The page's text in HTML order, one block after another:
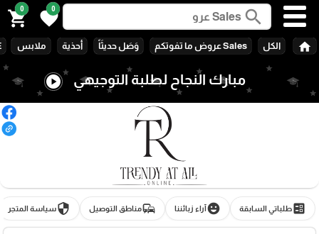
search
0
favorite
0
shopping_cart
home الكل Sales عروض ما تفوتكم وَصَل حديثَاً أحذية ملابس
مبارك النجاح لطلبة التوجيهي play_circle
ballotطلباتي السابقة emoji_emotionsآراء زبائننا commuteمناطق التوصيل securityسياسة المتجر